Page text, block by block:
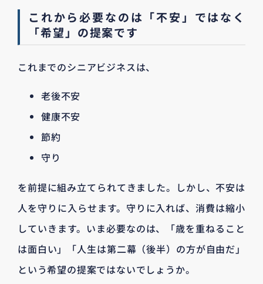
これから必要なのは「不安」ではなく
「希望」の提案です
これまでのシニアビジネスは、
老後不安
健康不安
節約
守り
を前提に組み立てられてきました。しかし、不安は
人を守りに入らせます。守りに入れば、消費は縮小
していきます。いま必要なのは、「歳を重ねること
は面白い」「人生は第二幕（後半）の方が自由だ」
という希望の提案ではないでしょうか。